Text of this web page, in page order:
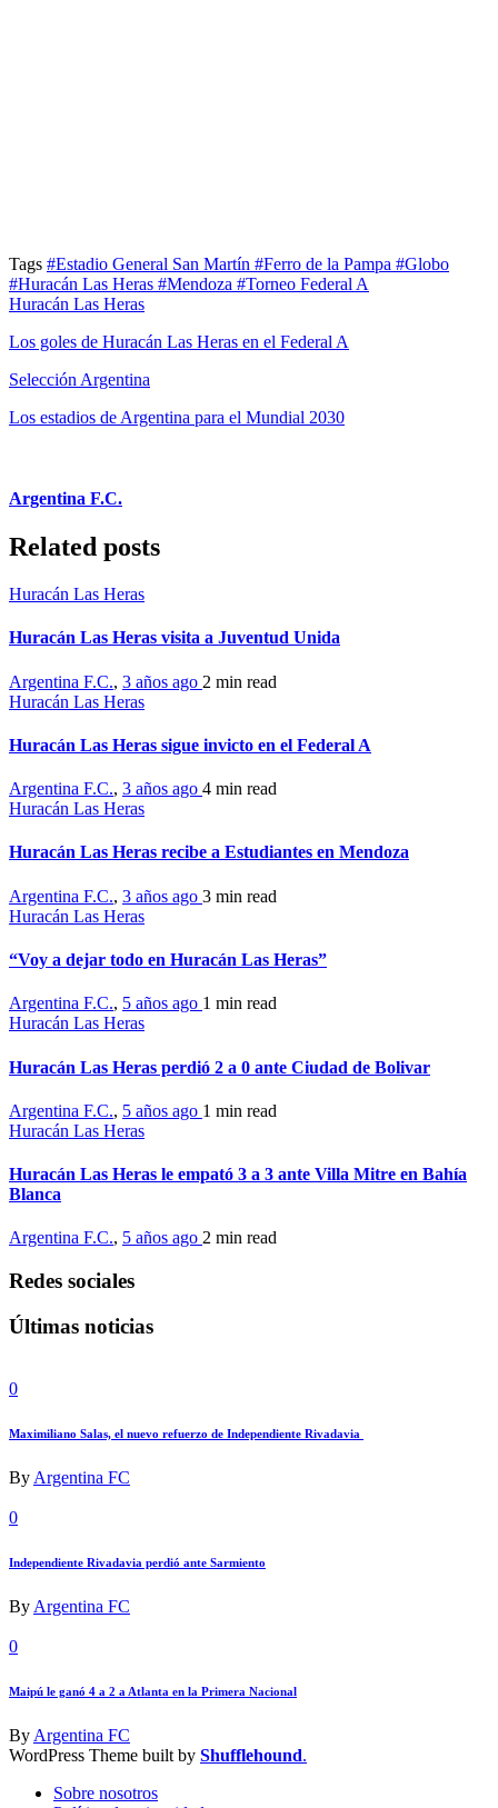
Tags #Estadio General San Martín #Ferro de la Pampa #Globo
#Huracán Las Heras #Mendoza #Torneo Federal A
Huracán Las Heras
Los goles de Huracán Las Heras en el Federal A
Selección Argentina
Los estadios de Argentina para el Mundial 2030
Argentina F.C.
Related posts
Huracán Las Heras
Huracán Las Heras visita a Juventud Unida
Argentina F.C., 3 años ago 2 min read
Huracán Las Heras
Huracán Las Heras sigue invicto en el Federal A
Argentina F.C., 3 años ago 4 min read
Huracán Las Heras
Huracán Las Heras recibe a Estudiantes en Mendoza
Argentina F.C., 3 años ago 3 min read
Huracán Las Heras
“Voy a dejar todo en Huracán Las Heras”
Argentina F.C., 5 años ago 1 min read
Huracán Las Heras
Huracán Las Heras perdió 2 a 0 ante Ciudad de Bolivar
Argentina F.C., 5 años ago 1 min read
Huracán Las Heras
Huracán Las Heras le empató 3 a 3 ante Villa Mitre en Bahía
Blanca
Argentina F.C., 5 años ago 2 min read
Redes sociales
Últimas noticias
0
Maximiliano Salas, el nuevo refuerzo de Independiente Rivadavia
ByArgentina FC
0
Independiente Rivadavia perdió ante Sarmiento
By Argentina FC
0
Maipú le ganó 4 a 2 a Atlanta en la Primera Nacional
By Argentina FC
WordPress Theme built by Shufflehound.
Sobre nosotros